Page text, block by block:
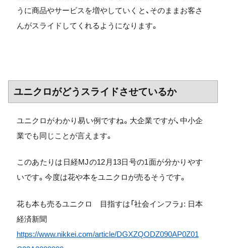
うに商品やサービスを増やしていくと、そのままお客さ
んがスライドしてくれるようになります。
ユニクロがどうスライドさせているか
ユニクロがわかり易い例ですね。大企業ですが、中小企
業でも同じことが言えます。
このあたりは日経MJの12月13日号の1面が分かりやす
いです。今度は花や本をユニクロが売るそうです。
花も本も売るユニクロ 目指すは「社会インフラ」: 日本
経済新聞
https://www.nikkei.com/article/DGXZQODZ090AP0Z01